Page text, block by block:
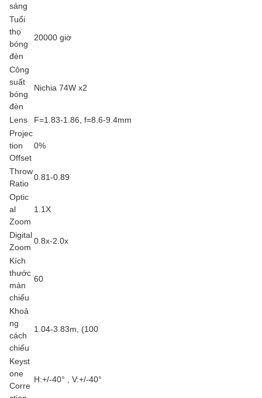
sáng
Tuổi
thọ
bóng
đèn
20000 giờ
Công
suất
bóng
đèn
Nichia 74W x2
Lens
F=1.83-1.86, f=8.6-9.4mm
Projec
tion
Offset
0%
Throw
Ratio
0.81-0.89
Optic
al
Zoom
1.1X
Digital
Zoom
0.8x-2.0x
Kích
thước
màn
chiếu
60
Khoả
ng
cách
chiếu
1.04-3.83m, (100
Keyst
one
Corre
H:+/-40° , V:+/-40°